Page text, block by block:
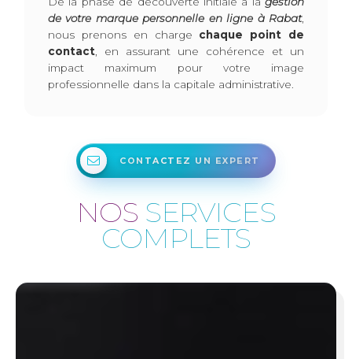
de votre marque personnelle en ligne à Rabat,
nous prenons en charge chaque point de
contact , en assurant une cohérence et un
impact maximum pour votre image
professionnelle dans la capitale administrative.
CONTACTEZ UN EXPERT
NOS SERVICES
COMPLETS